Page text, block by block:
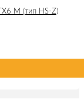
М (тип HS-Z)